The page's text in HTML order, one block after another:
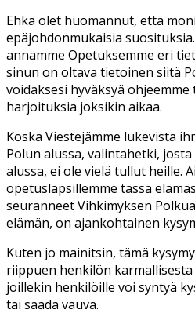
Ehkä olet huomannut, että
epäjohdonmukaisia
annamme Opetuksemme eri
sinun on oltava tietoinen siitä
voidaksesi hyväksyä
harjoituksia joksikin aikaa.
Koska Viestejämme lukevista
Polun alussa, valintahetki,
alussa, ei ole vielä tullut heille.
opetuslapsillemme tässä
seuranneet Vihkimyksen
elämän, on ajankohtainen
Kuten jo mainitsin, tämä
riippuen henkilön
joillekin henkilöille voi syntyä
tai saada vauva.